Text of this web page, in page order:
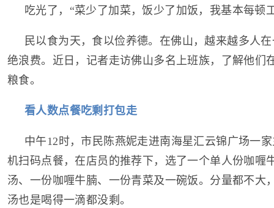
吃光了，“菜少了加菜，饭少了加饭，我基本每顿
民以食为天，食以俭养德。在佛山，越来越多人
绝浪费。近日，记者走访佛山多名上班族，了解他们
粮食。
看人数点餐吃剩打包走
中午12时，市民陈燕妮走进南海星汇云锦广场一
机扫码点餐，在店员的推荐下，选了一个单人份咖喱
汤、一份咖喱牛腩、一份青菜及一碗饭。分量都不大
汤也是喝得一滴都没剩。